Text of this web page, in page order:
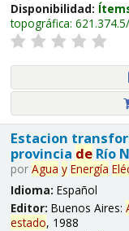
Disponibilidad:
topográfica:
Estacion
provincia deRío
por Agua y Energía
Idioma: Español
Editor: Buenos Aires:
estado, 1988